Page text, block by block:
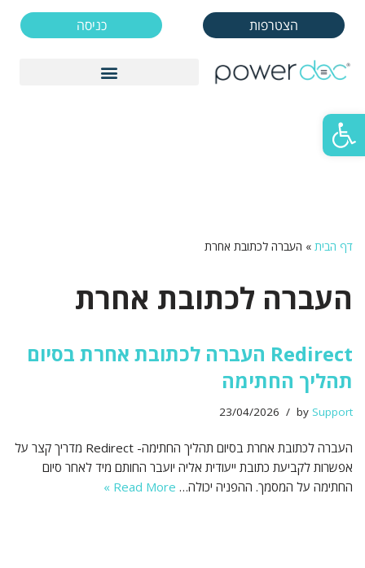
פתח סרגל נגישות
to
content
הצטרפות כניסה
הצטרפות כניסה
דף הבית » העברה לכתובת אחרת
העברה לכתובת אחרת
Redirect העברה לכתובת אחרת בסיום
תהליך החתימה
by Support
23/04/2026
העברה לכתובת אחרת בסיום תהליך החתימה- Redirect מדריך קצר על
אפשרות לקביעת כתובת ייעודית אליה יועבר החותם מיד לאחר סיום
החתימה על המסמך. ההפניה יכולה… Read More »